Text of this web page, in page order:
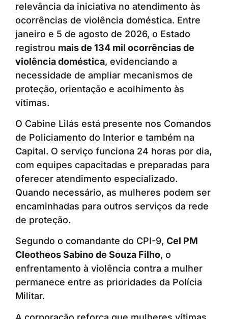
relevância da iniciativa no atendimento às
ocorrências de violência doméstica. Entre
janeiro e 5 de agosto de 2026, o Estado
registrou mais de 134 mil ocorrências de
violência doméstica, evidenciando a
necessidade de ampliar mecanismos de
proteção, orientação e acolhimento às
vítimas.
O Cabine Lilás está presente nos Comandos
de Policiamento do Interior e também na
Capital. O serviço funciona 24 horas por dia,
com equipes capacitadas e preparadas para
oferecer atendimento especializado.
Quando necessário, as mulheres podem ser
encaminhadas para outros serviços da rede
de proteção.
Segundo o comandante do CPI-9, Cel PM
Cleotheos Sabino de Souza Filho, o
enfrentamento à violência contra a mulher
permanece entre as prioridades da Polícia
Militar.